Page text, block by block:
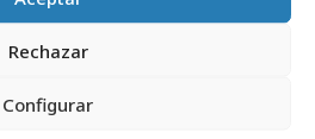
Rechazar
Configurar